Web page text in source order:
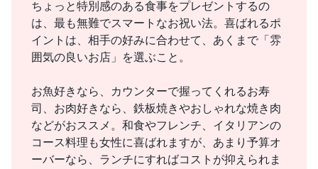
ちょっと特別感のある食事をプレゼントするの
は、最も無難でスマートなお祝い法。喜ばれるポ
イントは、相手の好みに合わせて、あくまで「雰
囲気の良いお店」を選ぶこと。
お魚好きなら、カウンターで握ってくれるお寿
司、お肉好きなら、鉄板焼きやおしゃれな焼き肉
などがおススメ。和食やフレンチ、イタリアンの
コース料理も女性に喜ばれますが、あまり予算オ
ーバーなら、ランチにすればコストが抑えられま